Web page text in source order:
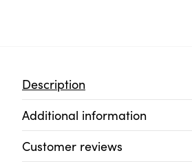
Description
Additional information
Customer reviews